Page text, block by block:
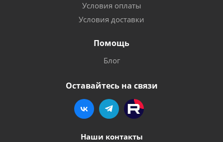
Условия оплаты
Условия доставки
Помощь
Блог
Оставайтесь на связи
Наши контакты